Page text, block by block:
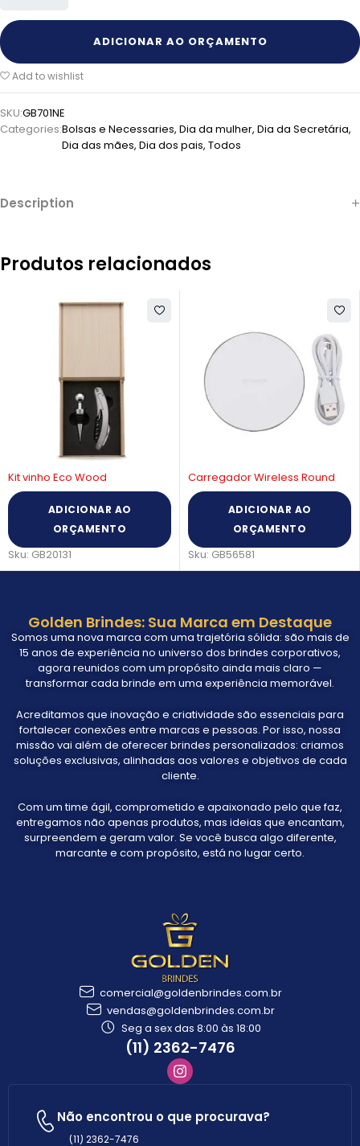
ADICIONAR AO ORÇAMENTO
Add to wishlist
SKU:GB701NE
Categories:Bolsas e Necessaries, Dia da mulher, Dia da Secretária,
Dia das mães, Dia dos pais, Todos
Description
Produtos relacionados
Carregador Wireless Round
ADICIONAR AO
ORÇAMENTO
Sku:GB56581
Caixa de Som Capsule
ADICIONAR AO
ORÇAMENTO
Sku:GB97050
Golden Brindes: Sua Marca em Destaque
Somos uma nova marca com uma trajetória sólida: são mais de
15 anos de experiência no universo dos brindes corporativos,
agora reunidos com um propósito ainda mais claro —
transformar cada brinde em uma experiência memorável.
Acreditamos que inovação e criatividade são essenciais para
fortalecer conexões entre marcas e pessoas. Por isso, nossa
missão vai além de oferecer brindes personalizados: criamos
soluções exclusivas, alinhadas aos valores e objetivos de cada
cliente.
Com um time ágil, comprometido e apaixonado pelo que faz,
entregamos não apenas produtos, mas ideias que encantam,
surpreendem e geram valor. Se você busca algo diferente,
marcante e com propósito, está no lugar certo.
comercial@goldenbrindes.com.br
vendas@goldenbrindes.com.br
Seg a sex das 8:00 às 18:00
(11) 2362-7476
Não encontrou o que procurava?
(11) 2362-7476